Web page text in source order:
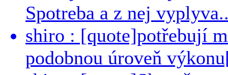
Spotreba a z nej
shiro : [quote]potřebují
podobnou úroveň